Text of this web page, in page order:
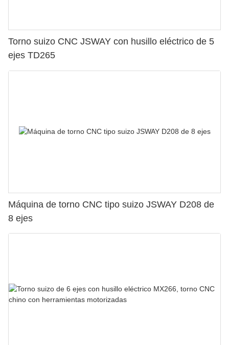
Torno suizo CNC JSWAY con husillo eléctrico de 5
ejes TD265
Máquina de torno CNC tipo suizo JSWAY D208 de
8 ejes